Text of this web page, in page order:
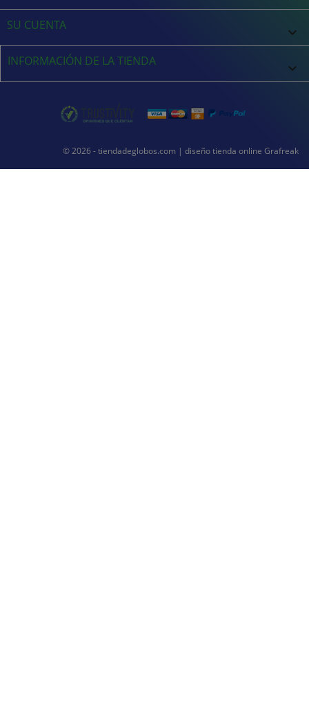
SU CUENTA 
INFORMACIÓN DE LA TIENDA keyboard_arrow_down
© 2026 - tiendadeglobos.com | diseño tienda online Grafreak